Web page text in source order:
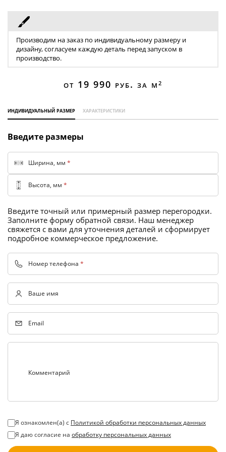
Производим на заказ по индивидуальному размеру и
дизайну, согласуем каждую деталь перед запуском в
производство.
от 19 990 руб. за м 2
индивидуальный размер характеристики
Введите размеры
Ширина, мм *
Высота, мм *
Введите точный или примерный размер перегородки.
Заполните форму обратной связи. Наш менеджер
свяжется с вами для уточнения деталей и сформирует
подробное коммерческое предложение.
Номер телефона *
Ваше имя
Email
Комментарий
Я ознакомлен(а) с Политикой обработки персональных данных
Я даю согласие на обработку персональных данных